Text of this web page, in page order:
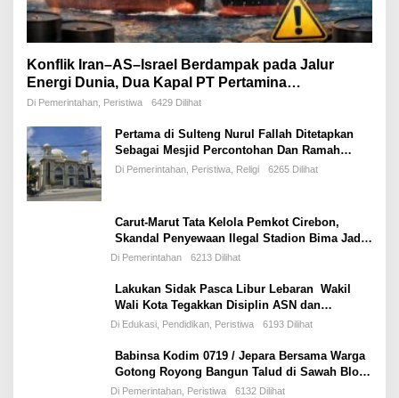
Konflik Iran–AS–Israel Berdampak pada Jalur
Energi Dunia, Dua Kapal PT Pertamina
International Shipping Tertahan di Selat Hormuz
Di Pemerintahan, Peristiwa 6429 Dilihat
Pertama di Sulteng Nurul Fallah Ditetapkan
Sebagai Mesjid Percontohan Dan Ramah
Musafir.
Di Pemerintahan, Peristiwa, Religi 6265 Dilihat
Carut-Marut Tata Kelola Pemkot Cirebon,
Skandal Penyewaan Ilegal Stadion Bima Jadi
Ujian Perdana Wali Kota Effendi Edo
Di Pemerintahan 6213 Dilihat
Lakukan Sidak Pasca Libur Lebaran Wakil
Wali Kota Tegakkan Disiplin ASN dan
Pelayanan Publik
Di Edukasi, Pendidikan, Peristiwa 6193 Dilihat
Babinsa Kodim 0719 / Jepara Bersama Warga
Gotong Royong Bangun Talud di Sawah Blok
Benad, Desa Sidigede
Di Pemerintahan, Peristiwa 6132 Dilihat